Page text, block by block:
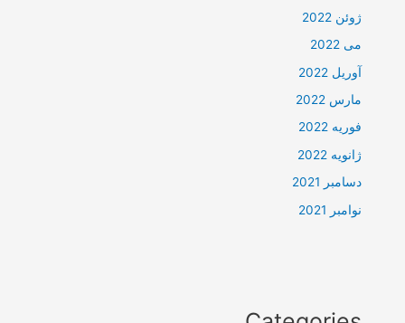
ژوئن 2022
می 2022
آوریل 2022
مارس 2022
فوریه 2022
ژانویه 2022
دسامبر 2021
نوامبر 2021